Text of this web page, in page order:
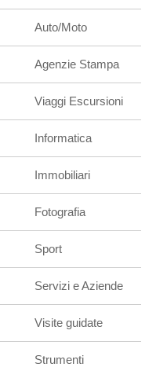
Auto/Moto
Agenzie Stampa
Viaggi Escursioni
Informatica
Immobiliari
Fotografia
Sport
Servizi e Aziende
Visite guidate
Strumenti